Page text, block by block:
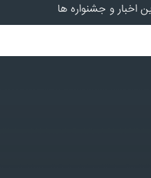
اخبار و جشنواره ها